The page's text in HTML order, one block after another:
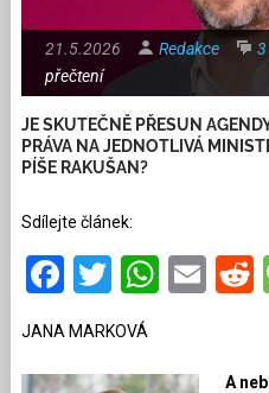
21.5.2026 Redakce 3
přečtení
JE SKUTEČNĚ PŘESUN
PRÁVA NA JEDNOTLIVÁ
PÍŠE RAKUŠAN?
Sdílejte článek:
Facebook
Twitter
JANA MARKOVÁ
A